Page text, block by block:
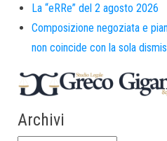
La “eRRe” del 2 agosto 2026
Composizione negoziata e
non coincide con la sola
Archivi